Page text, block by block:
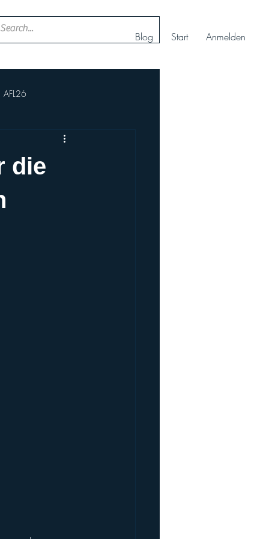
Blog Start Anmelden
AFL26
Nachwuchs Cheerteam
die